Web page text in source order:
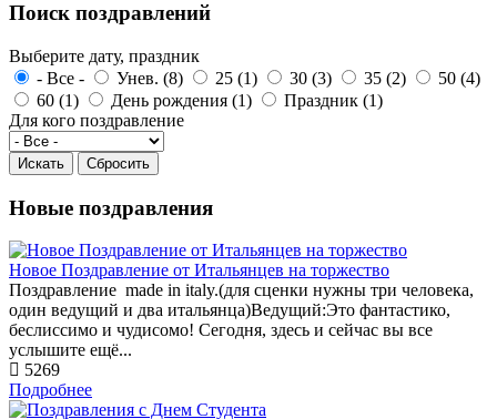
Поиск поздравлений
Выберите дату, праздник
- Все -
Унев. (8) 25 (1) 30 (3) 35 (2)
50 (4)
60 (1)
День рождения (1)
Праздник (1)
Для кого поздравление
Новые поздравления
Новое Поздравление от Итальянцев на торжество
Поздравление made in italy.(для сценки нужны три человека,
один ведущий и два итальянца)Ведущий:Это фантастико,
беслиссимо и чудисомо! Сегодня, здесь и сейчас вы все
услышите ещё...
5269
Подробнее